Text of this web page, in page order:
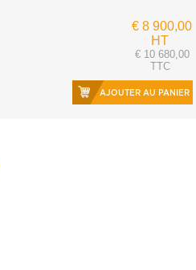
€ 8 900,00
HT
€ 10 680,00
TTC
AJOUTER AU PANIER